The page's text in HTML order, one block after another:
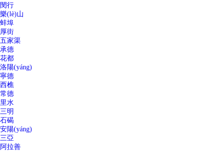
閔行
樂(lè)山
蚌埠
厚街
五家渠
承德
花都
洛陽(yáng)
寧德
西樵
常德
里水
三明
石碣
安陽(yáng)
三亞
阿拉善